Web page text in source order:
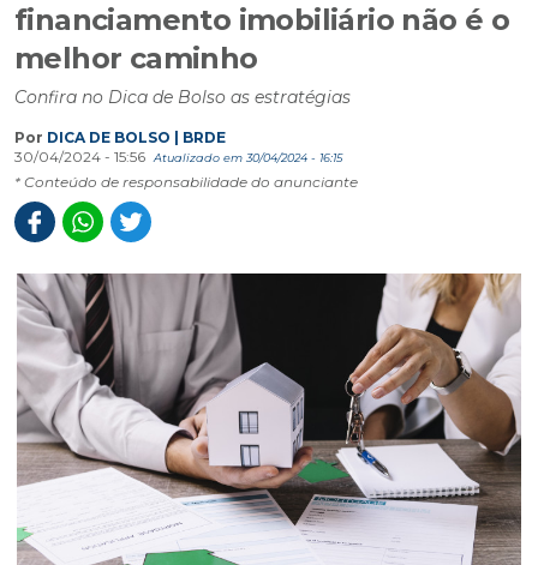
financiamento imobiliário não é o
melhor caminho
Confira no Dica de Bolso as estratégias
Por DICA DE BOLSO | BRDE
30/04/2024 - 15:56
Atualizado em 30/04/2024 - 16:15
* Conteúdo de responsabilidade do anunciante